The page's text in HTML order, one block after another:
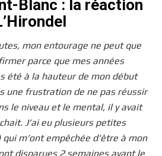
Blanc : la réaction
mon entourage ne peut que
parce que mes années
été à la hauteur de mon début
une frustration de ne pas réussir
le niveau et le mental, il y avait
J’ai eu plusieurs petites
m’ont empêchée d’être à mon
disparues 2 semaines avant le